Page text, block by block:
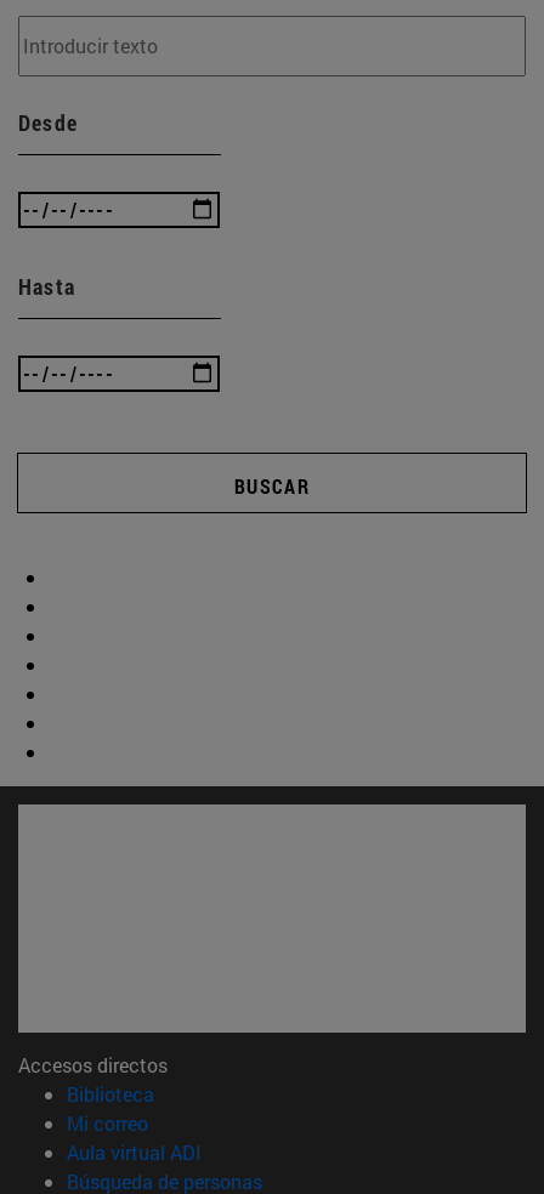
Desde
Hasta
BUSCAR
Accesos directos
Biblioteca
Mi correo(abre en nueva ventana)
Aula virtual ADI
Búsqueda de personas(abre en nueva ventana)